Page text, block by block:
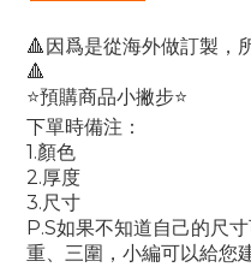
🔺因爲是從海外做訂製，
🔺
⭐預購商品小撇步⭐
下單時備注：
1.顏色
2.厚度
3.尺寸
P.S如果不知道自己的尺
重、三圍，小編可以給您